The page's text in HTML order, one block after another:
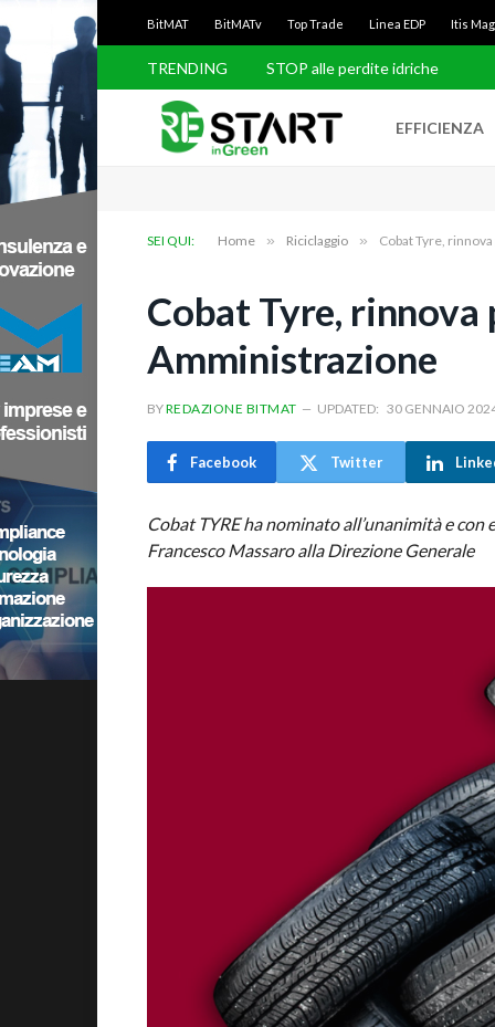
BitMAT BitMATv Top Trade Linea EDP Itis
TRENDING STOP alle perdite idriche
EFFICIENZA
SEI QUI: Home » Riciclaggio » Cobat Tyre,
Cobat Tyre,
Amministrazione
BYREDAZIONE BITMAT UPDATED: 30 GENNAIO
Facebook Twitter
Cobat TYRE ha nominato all’unanimità e
Francesco Massaro alla Direzione Generale